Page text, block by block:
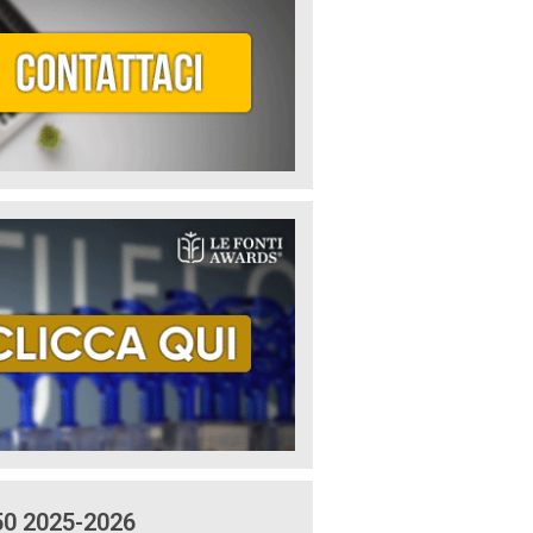
2025-2026